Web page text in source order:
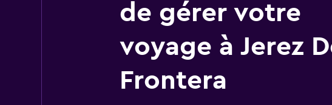
de gérer votre
voyage à Jerez
Frontera